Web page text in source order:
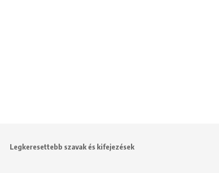
Legkeresettebb szavak és kifejezések